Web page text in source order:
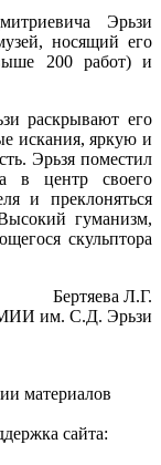
Эрьзи
носящий его
200 работ) и
раскрывают его
искания, яркую и
Эрьзя поместил
в центр своего
и преклоняться
гуманизм,
скульптора
Бертяева Л.Г.
им. С.Д. Эрьзи
материалов
сайта: